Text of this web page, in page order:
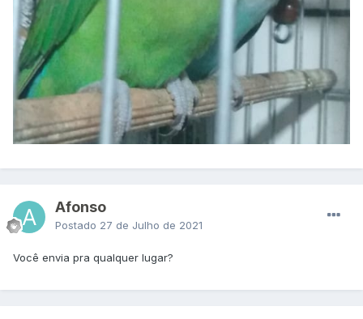
Afonso
Postado 27 de Julho de 2021
Você envia pra qualquer lugar?